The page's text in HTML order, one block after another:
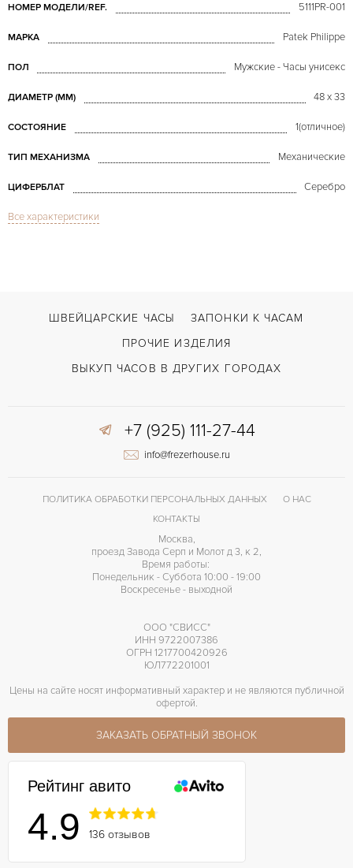
НОМЕР МОДЕЛИ/REF. 5111PR-001
МАРКА Patek Philippe
ПОЛ Мужские - Часы унисекс
ДИАМЕТР (MM) 48 x 33
СОСТОЯНИЕ 1(отличное)
ТИП МЕХАНИЗМА Механические
ЦИФЕРБЛАТ Серебро
СТЕКЛО
Застежка с помощью шипа
Все характеристики
ШВЕЙЦАРСКИЕ ЧАСЫ
ЗАПОНКИ К ЧАСАМ
ПРОЧИЕ ИЗДЕЛИЯ
ВЫКУП ЧАСОВ В ДРУГИХ ГОРОДАХ
+7 (925) 111-27-44
info@frezerhouse.ru
ПОЛИТИКА ОБРАБОТКИ ПЕРСОНАЛЬНЫХ ДАННЫХ
О НАС
КОНТАКТЫ
Москва,
проезд Завода Серп и Молот д 3, к 2,
Время работы:
Понедельник - Суббота 10:00 - 19:00
Воскресенье - выходной
ООО "СВИСС"
ИНН 9722007386
ОГРН 1217700420926
ЮЛ772201001
Цены на сайте носят информативный характер и не являются публичной
офертой.
ЗАКАЗАТЬ ОБРАТНЫЙ ЗВОНОК
Рейтинг авито
4.9 136 отзывов